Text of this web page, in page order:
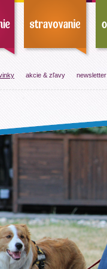
akcie & zľavy newsletter